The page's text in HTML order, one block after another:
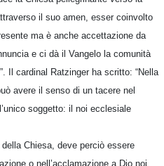
il suo amen, esser coinvolto
ma è anche accettazione da
e ci dà il Vangelo la comunità
Il cardinal Ratzinger ha scritto: “Nella
avere il senso di un tacere nel
soggetto: il noi ecclesiale
Chiesa, deve perciò essere
o nell’acclamazione a Dio noi